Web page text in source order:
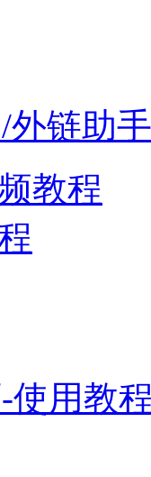
外链助手
教程
使用教